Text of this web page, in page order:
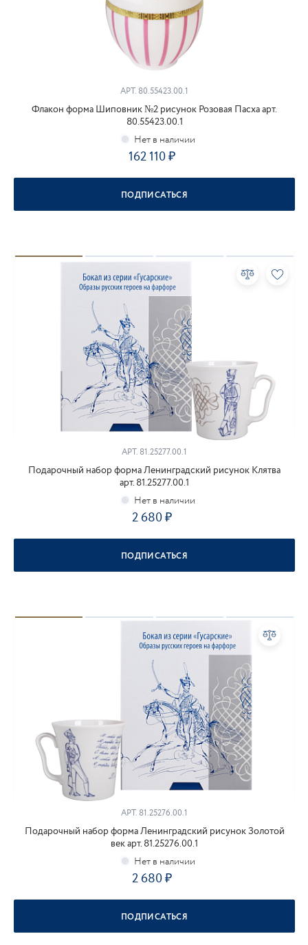
АРТ. 80.55423.00.1
Флакон форма Шиповник №2 рисунок Розовая Пасха арт.
80.55423.00.1
162 110
ПОДПИСАТЬСЯ
АРТ. 81.25277.00.1
Подарочный набор форма Ленинградский рисунок Клятва
арт. 81.25277.00.1
2 680
ПОДПИСАТЬСЯ
АРТ. 81.25276.00.1
Подарочный набор форма Ленинградский рисунок Золотой
век арт. 81.25276.00.1
2 680
ПОДПИСАТЬСЯ